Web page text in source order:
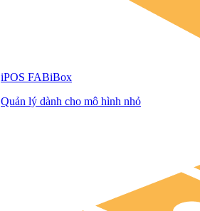
iPOS FABiBox
Quản lý dành cho mô hình nhỏ